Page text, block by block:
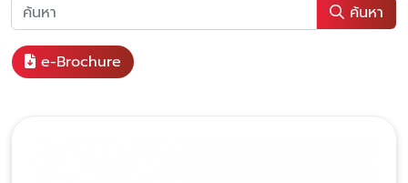
ค้นหา
e-Brochure